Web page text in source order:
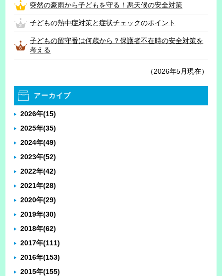
突然の豪雨から子どもを守る！悪天候の安全対策
子どもの熱中症対策と症状チェックのポイント
子どもの留守番は何歳から？保護者不在時の安全対策を
考える
（2026年5月現在）
アーカイブ
2026年(15)
2025年(35)
2024年(49)
2023年(52)
2022年(42)
2021年(28)
2020年(29)
2019年(30)
2018年(62)
2017年(111)
2016年(153)
2015年(155)